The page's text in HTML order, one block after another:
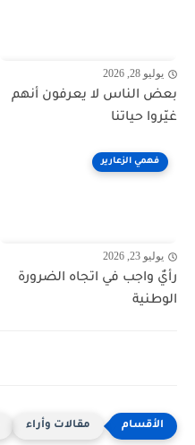
يوليو 28, 2026
بعض الناس لا يعرفون أنهم
غيّروا حياتنا
فهمي الزعارير
يوليو 23, 2026
رأيٌ واجب في اتجاه الضرورة
الوطنية
مقالات وأراء